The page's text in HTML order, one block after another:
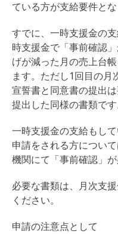
ている方が支給要件とな
すでに、一時支援金の
時支援金で「事前確認
げが減った月の売上台
ます。ただし1回目の月
宣誓書と同意書の提出
提出した同様の書類です
一時支援金の支給もし
申請をされる方につい
機関にて「事前確認」が
必要な書類は、月次支
ください。
申請の注意点として